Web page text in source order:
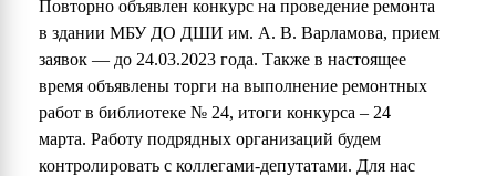
Повторно объявлен конкурс на проведение ремонта
в здании МБУ ДО ДШИ им. А. В. Варламова, прием
заявок — до 24.03.2023 года. Также в настоящее
время объявлены торги на выполнение ремонтных
работ в библиотеке № 24, итоги конкурса – 24
марта. Работу подрядных организаций будем
контролировать с коллегами-депутатами. Для нас